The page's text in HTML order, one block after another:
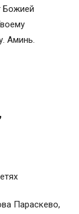
Божией
Аминь.
Параскево,